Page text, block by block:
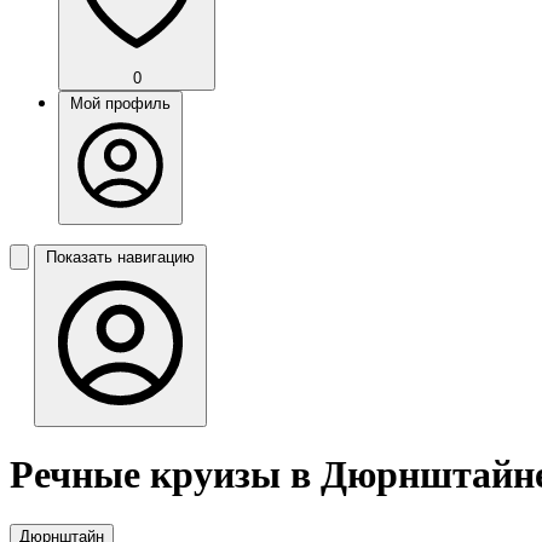
0
Мой профиль
Показать навигацию
Речные круизы в
Дюрнштайн